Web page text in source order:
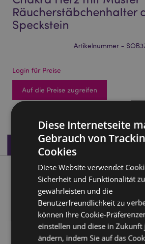
Räucherstäbchenhalter
Speckstein
Artikelnummer -
Login für Preise
Auf die Preise zugreifen
574 auf Lager
Produktdaten
Produktbeschreibung
Chakra Herz mit Muster
Material:Speckstein
Zur Verwendung mit:
Diese Internetseite
Gebrauch von
Cookies
Diese Website verwendet
Sicherheit und Funktionalität zu
gewährleisten und die
Benutzerfreundlichkeit zu
können Ihre Cookie-
einstellen und diese in Zukunft
ändern, indem Sie auf das